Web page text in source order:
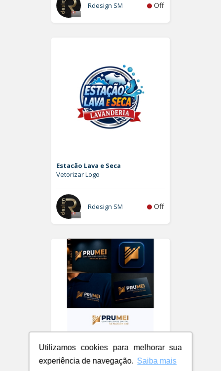
Utilizamos cookies para melhorar sua
experiência de navegação. Saiba mais
Rdesign SM Off
Estacão Lava e Seca
Vetorizar Logo
Rdesign SM Off
PRUMEI - Contabilidade Digital